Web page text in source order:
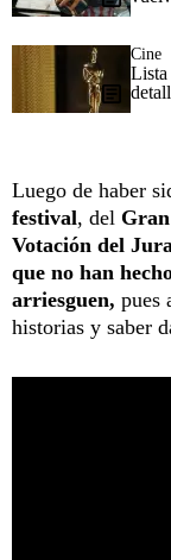
Cine
Lista
Luego de haber
festival, del
Votación del
que no han
arriesguen, pues
historias y saber